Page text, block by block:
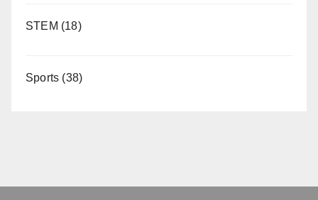
STEM (18)
Sports (38)